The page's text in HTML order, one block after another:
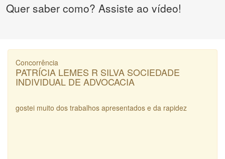
Quer saber como? Assiste ao vídeo!
Concorrência
PATRÍCIA LEMES R SILVA SOCIEDADE
INDIVIDUAL DE ADVOCACIA
gostei muito dos trabalhos apresentados e da rapidez